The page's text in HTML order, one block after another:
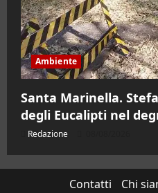
Ambiente
Santa Marinella.
degli Eucalipti nel
Redazione
Contatti Chi